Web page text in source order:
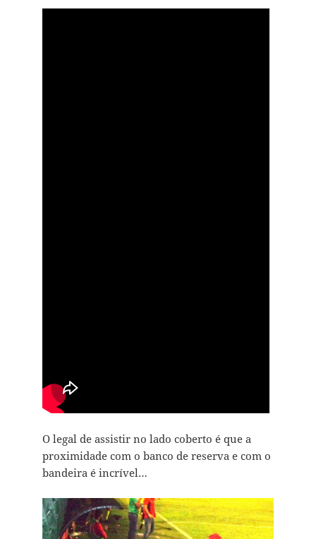
O legal de assistir no lado coberto é que a
proximidade com o banco de reserva e com o
bandeira é incrível…